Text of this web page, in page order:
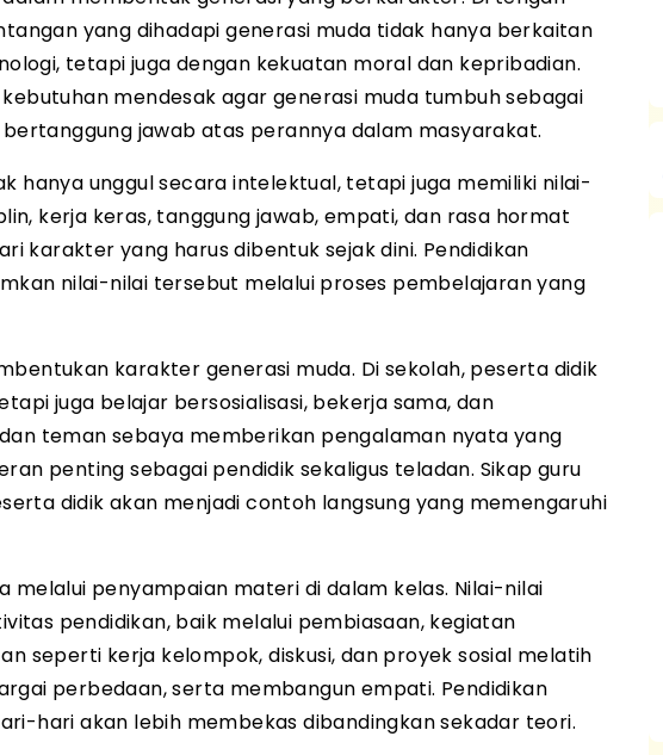
yang dihadapi generasi muda tidak hanya berkaitan
tetapi juga dengan kekuatan moral dan kepribadian.
mendesak agar generasi muda tumbuh sebagai
jawab atas perannya dalam masyarakat.
hanya unggul secara intelektual, tetapi juga memiliki nilai-
kerja keras, tanggung jawab, empati, dan rasa hormat
karakter yang harus dibentuk sejak dini. Pendidikan
nilai-nilai tersebut melalui proses pembelajaran yang
karakter generasi muda. Di sekolah, peserta didik
juga belajar bersosialisasi, bekerja sama, dan
teman sebaya memberikan pengalaman nyata yang
penting sebagai pendidik sekaligus teladan. Sikap guru
didik akan menjadi contoh langsung yang memengaruhi
penyampaian materi di dalam kelas. Nilai-nilai
pendidikan, baik melalui pembiasaan, kegiatan
seperti kerja kelompok, diskusi, dan proyek sosial melatih
perbedaan, serta membangun empati. Pendidikan
hari akan lebih membekas dibandingkan sekadar teori.